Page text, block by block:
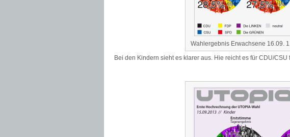
Wahlergebnis Erwachsene 16.09.
Bei den Kindern sieht es klarer aus. Hie reicht es für CDU/